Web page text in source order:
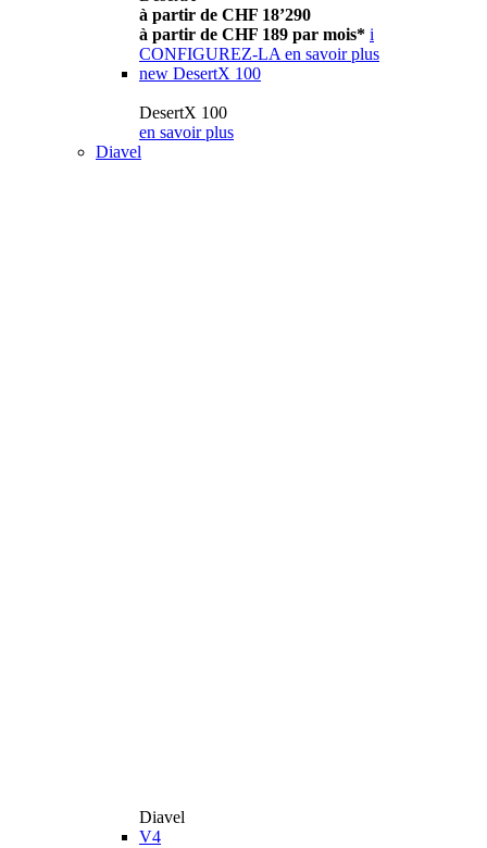
à partir de CHF 18’290
à partir de CHF 189 par mois* i
CONFIGUREZ-LA en savoir plus
new DesertX 100
DesertX 100
en savoir plus
Diavel
Diavel
V4